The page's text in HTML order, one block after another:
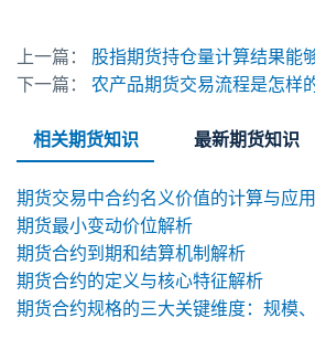
上一篇：
股指期货持仓量计算结果能
下一篇：
农产品期货交易流程是怎样
相关期货知识 最新期货知识
期货交易中合约名义价值的计算与应
期货最小变动价位解析
期货合约到期和结算机制解析
期货合约的定义与核心特征解析
期货合约规格的三大关键维度：规模